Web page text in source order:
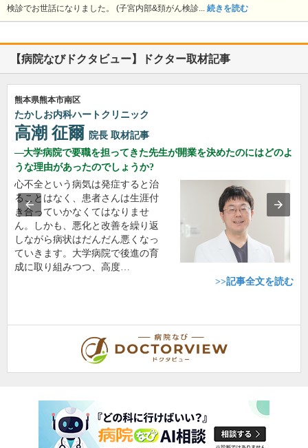
検診でお世話になりました。 (子宮内部&頚がん検診... 続きを読む
【病院なびドクタビュー】ドクター取材記事
熊本県熊本市南区
たかしお内科ハートクリニック
高潮 征爾 院長 取材記事
大学病院で要職を担ってきた先生が開業を決めたのにはどのよ
うな理由があったのでしょうか?
心不全という病気は発症すると治
ることはなく、患者さんは生涯付
き合っていかなくてはなりませ
ん。しかも、悪化と改善を繰り返
しながら病状はだんだん悪くなっ
ていきます。大学病院で後進の育
成に取り組みつつ、高度…
>>記事全文を読む